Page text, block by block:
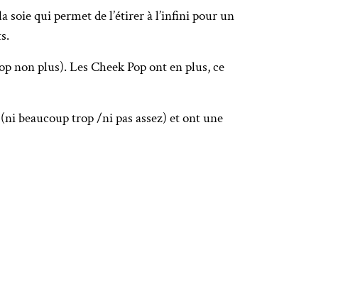
soie qui permet de l’étirer à l’infini pour un
non plus). Les Cheek Pop ont en plus, ce
beaucoup trop /ni pas assez) et ont une